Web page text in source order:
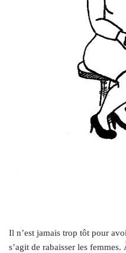
Il n’est jamais trop tôt pour
s’agit de rabaisser les